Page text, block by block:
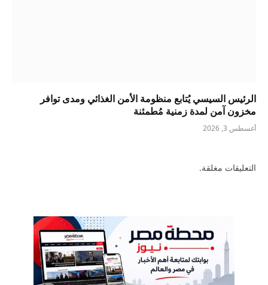
الرئيس السيسي يُتابع منظومة الأمن الغذائي ومدى توافر
مخزون آمن لمدة زمنية مُطمئنة
أغسطس 3, 2026
التعليقات مغلقة.